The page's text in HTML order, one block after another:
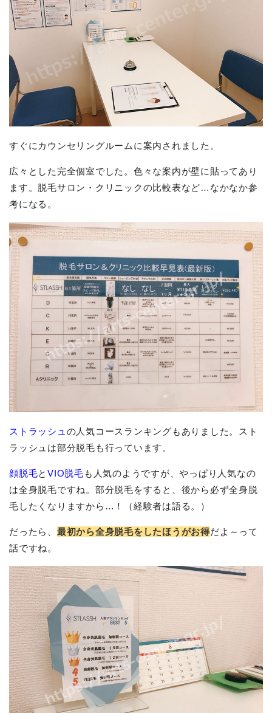
すぐにカウンセリングルームに案内されました。
広々とした完全個室でした。色々な案内が壁に貼ってあり
ます。脱毛サロン・クリニックの比較表など…なかなか参
考になる。
ストラッシュ の人気コースランキングもありました。スト
ラッシュは部分脱毛も行っています。
顔脱毛とVIO脱毛 も人気のようですが、やっぱり人気なの
は全身脱毛ですね。部分脱毛をすると、後から必ず全身脱
毛したくなりますから…！（経験者は語る。）
だったら、 最初から全身脱毛をしたほうがお得だよ～って
話ですね。